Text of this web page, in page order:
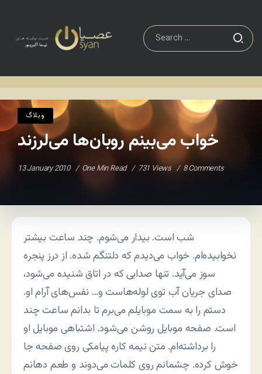
وبلاگ
خواب می‌بینم روبان‌ها می‌لرزند
13 January 2010 One Min Read 731 Views 8 Comments
شب است. بیدار می‌شوم. چند ساعت بیشتر
نخوابیده‌ام. خواب می‌دیدم که دلتنگم شده. از درز پنجره
سوز می‌آید. تنها صدایی که در اتاق شنیده می‌شود،
صدای جریان آب توی لوله‌هاست و… نفس‌های آرام او.
دستم را به سمت موبایلم می‌برم تا بدانم ساعت چند
است. صفحه موبایل روشن می‌شود. اشتباهی موبایل او
را برداشته‌ام. متن نیمه کاره پیامکی روی صفحه جا
خوش کرده. چشمانم روی کلمات می‌دوند و طعم دهانم